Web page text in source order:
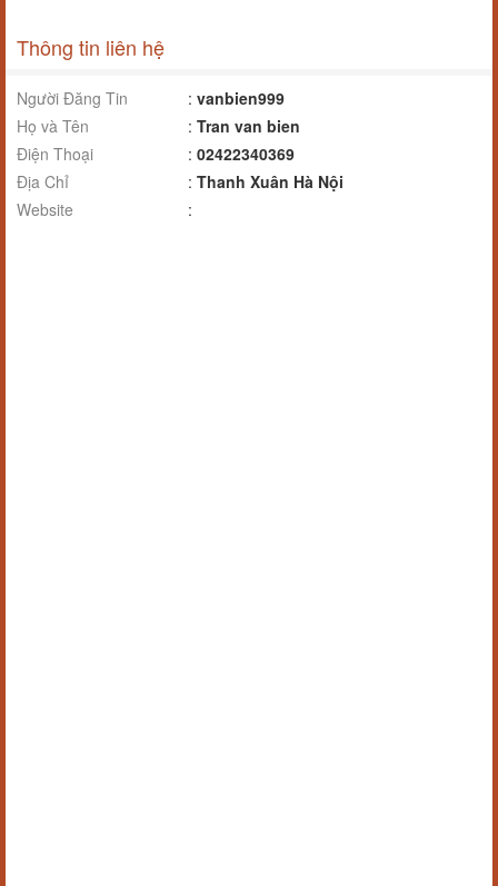
Thông tin liên hệ
Người Đăng Tin : vanbien999
Họ và Tên
: Tran van bien
Điện Thoại
: 02422340369
Địa Chỉ
: Thanh Xuân Hà Nội
Website
: